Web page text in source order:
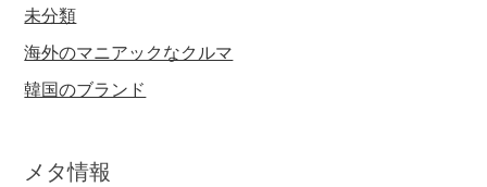
未分類
海外のマニアックなクルマ
韓国のブランド
メタ情報